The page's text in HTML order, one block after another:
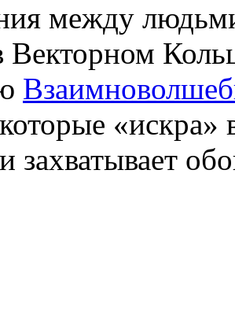
между
Векторном
«искра»
захватывает